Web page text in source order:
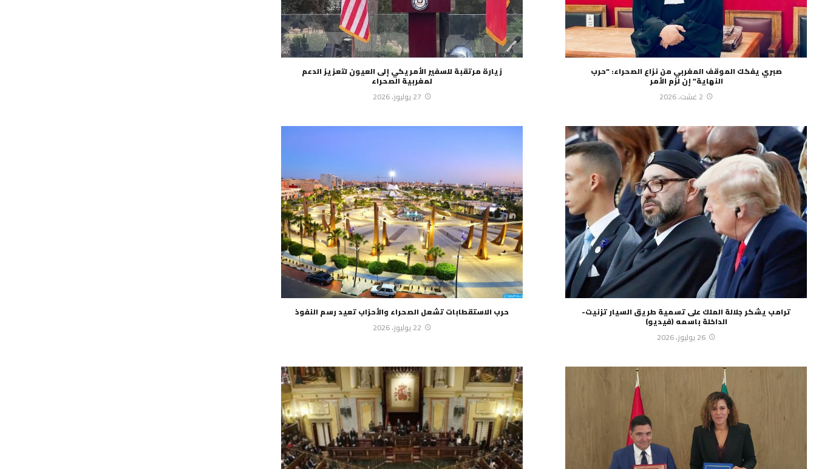
صبري يفكك الموقف المغربي من نزاع الصحراء: “حرب
النهاية” إن لزم الأمر
2 غشت، 2026
زيارة مرتقبة للسفير الأمريكي إلى العيون لتعزيز الدعم
لمغربية الصحراء
27 يوليوز، 2026
ترامب يشكر جلالة الملك على تسمية طريق السيار تزنيت-
الداخلة باسمه (فيديو)
26 يوليوز، 2026
حرب الاستقطابات تشعل الصحراء والأحزاب تعيد رسم النفوذ
22 يوليوز، 2026